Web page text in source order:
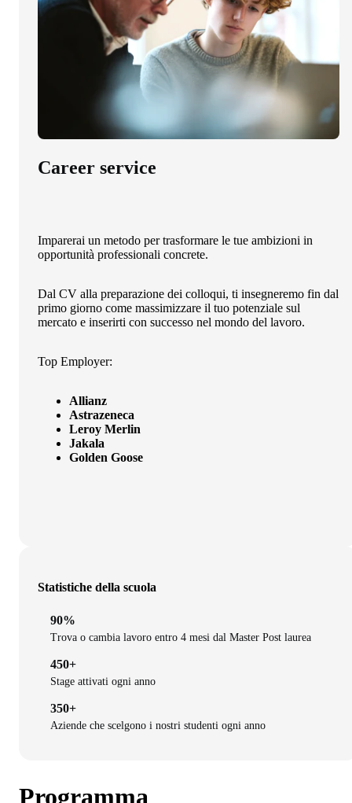
Career service
Imparerai un metodo per trasformare le tue ambizioni in
opportunità professionali concrete.
Dal CV alla preparazione dei colloqui, ti insegneremo fin dal
primo giorno come massimizzare il tuo potenziale sul
mercato e inserirti con successo nel mondo del lavoro.
Top Employer:
Allianz
Astrazeneca
Leroy Merlin
Jakala
Golden Goose
Statistiche della scuola
90%
Trova o cambia lavoro entro 4 mesi dal Master Post laurea
450+
Stage attivati ogni anno
350+
Aziende che scelgono i nostri studenti ogni anno
Programma